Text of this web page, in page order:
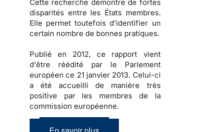
Cette recherche démontre de fortes
disparités entre les États membres.
Elle permet toutefois d’identifier un
certain nombre de bonnes pratiques.
Publié en 2012, ce rapport vient
d'être réédité par le Parlement
européen ce 21 janvier 2013. Celui-ci
a été accueilli de manière très
positive par les membres de la
commission européenne.